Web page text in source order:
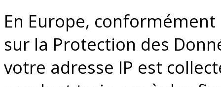
En Europe,
sur la Protection des
votre adresse IP est